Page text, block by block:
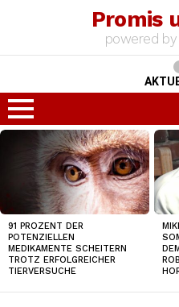
Promis
powered by
Menu
TOP
NEWS
91 PROZENT DER
POTENZIELLEN
MEDIKAMENTE SCHEITERN
TROTZ ERFOLGREICHER
TIERVERSUCHE